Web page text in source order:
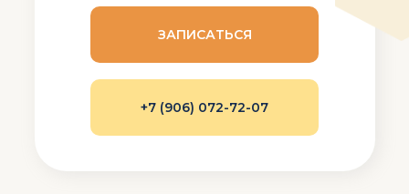
ЗАПИСАТЬСЯ
+7 (906) 072-72-07